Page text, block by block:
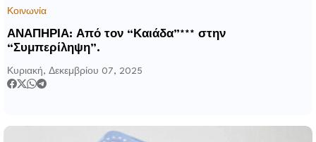
Κοινωνία
ΑΝΑΠΗΡΙΑ: Από τον “Καιάδα”*** στην
“Συμπερίληψη”.
Κυριακή, Δεκεμβρίου 07, 2025